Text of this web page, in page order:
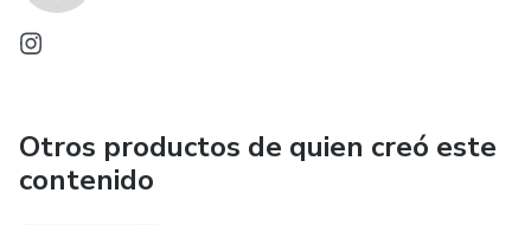
Otros productos de quien creó este
contenido